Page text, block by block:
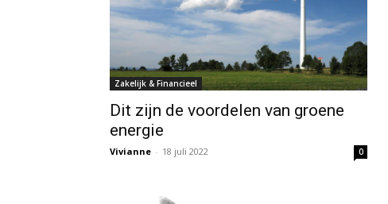
Zakelijk & Financieel
Dit zijn de voordelen van groene
energie
Vivianne - 18 juli 2022 0